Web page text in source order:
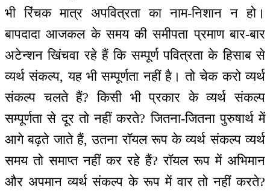
भी रिंचक मात्र अपवित्रता का नाम-निशान न हो।
बापदादा आजकल के समय की समीपता प्रमाण बार-बार
अटेन्शन खिंचवा रहे हैं कि सम्पूर्ण पवित्रता के हिसाब से
व्यर्थ संकल्प, यह भी सम्पूर्णता नहीं है। तो चेक करो व्यर्थ
संकल्प चलते हैं? किसी भी प्रकार के व्यर्थ संकल्प
सम्पूर्णता से दूर तो नहीं करते? जितना-जितना पुरुषार्थ में
आगे बढ़ते जाते हैं, उतना रॉयल रूप के व्यर्थ संकल्प व्यर्थ
समय तो समाप्त नहीं कर रहे हैं? रॉयल रूप में अभिमान
और अपमान व्यर्थ संकल्प के रूप में वार तो नहीं करते?